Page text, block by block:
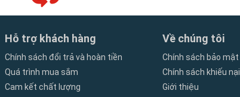
X542BA X542 X542B X542U
Hỗ trợ khách hàng
Chính sách đổi trả và hoàn tiền
Quá trình mua sắm
Cam kết chất lượng
Về chúng tôi
Chính sách bảo mật
Chính sách khiếu nại
Giới thiệu